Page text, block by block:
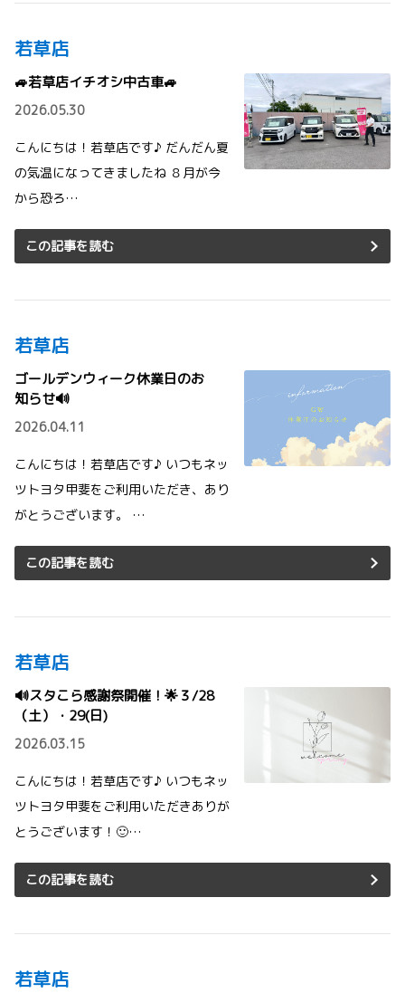
若草店
🚙若草店イチオシ中古車🚙
2026.05.30
こんにちは！若草店です♪ だんだん夏
の気温になってきましたね ８月が今
から恐ろ…
この記事を読む
若草店
ゴールデンウィーク休業日のお
知らせ🔊
2026.04.11
こんにちは！若草店です♪ いつもネッ
ツトヨタ甲斐をご利用いただき、あり
がとうございます。 …
この記事を読む
若草店
🔊スタこら感謝祭開催！🌟３/28
（土）・29(日)
2026.03.15
こんにちは！若草店です♪ いつもネッ
ツトヨタ甲斐をご利用いただきありが
とうございます！🙂‍…
この記事を読む
若草店